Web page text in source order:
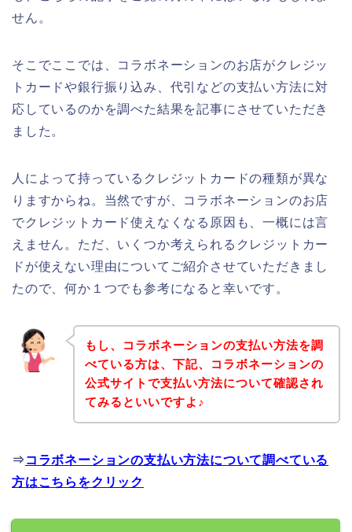
せん。
そこでここでは、コラボネーションのお店がクレジッ
トカードや銀行振り込み、代引などの支払い方法に対
応しているのかを調べた結果を記事にさせていただき
ました。
人によって持っているクレジットカードの種類が異な
りますからね。当然ですが、コラボネーションのお店
でクレジットカード使えなくなる原因も、一概には言
えません。ただ、いくつか考えられるクレジットカー
ドが使えない理由についてご紹介させていただきまし
たので、何か１つでも参考になると幸いです。
もし、コラボネーションの支払い方法を調
べている方は、下記、コラボネーションの
公式サイトで支払い方法について確認され
てみるといいですよ♪
⇒ コラボネーションの支払い方法について調べている
方はこちらをクリック